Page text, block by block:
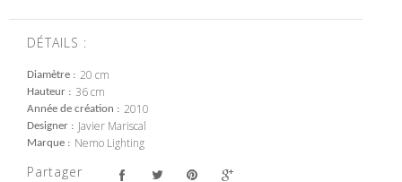
DÉTAILS :
Diamètre 20 cm
Hauteur 36 cm
Année de création 2010
Designer Javier Mariscal
Marque Nemo Lighting
Partager